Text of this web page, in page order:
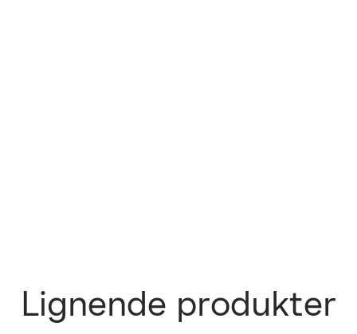
Lignende produkter